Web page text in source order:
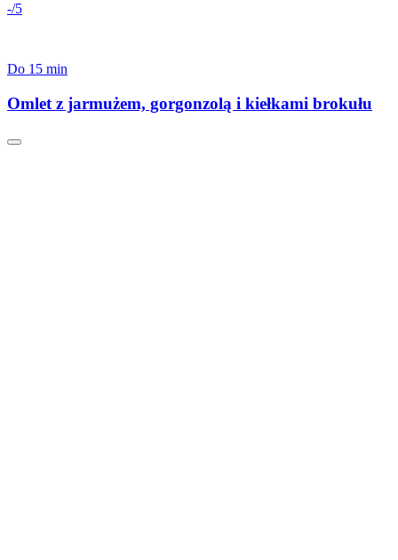
-/5
Do 15 min
Omlet z jarmużem, gorgonzolą i kiełkami brokułu